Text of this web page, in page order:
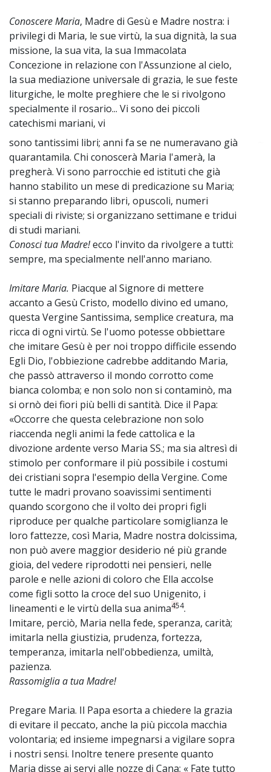
Conoscere Maria, Madre di Gesù e Madre nostra: i
privilegi di Maria, le sue virtù, la sua dignità, la sua
missione, la sua vita, la sua Immacolata
Concezione in relazione con l'Assunzione al cielo,
la sua mediazione universale di grazia, le sue feste
liturgiche, le molte preghiere che le si rivolgono
specialmente il rosario... Vi sono dei piccoli
catechismi mariani, vi
sono tantissimi libri; anni fa se ne numeravano già
quarantamila. Chi conoscerà Maria l'amerà, la
pregherà. Vi sono parrocchie ed istituti che già
hanno stabilito un mese di predicazione su Maria;
si stanno preparando libri, opuscoli, numeri
speciali di riviste; si organizzano settimane e tridui
di studi mariani.
Conosci tua Madre!ecco l'invito da rivolgere a tutti:
sempre, ma specialmente nell'anno mariano.
Imitare Maria. Piacque al Signore di mettere
accanto a Gesù Cristo, modello divino ed umano,
questa Vergine Santissima, semplice creatura, ma
ricca di ogni virtù. Se l'uomo potesse obbiettare
che imitare Gesù è per noi troppo difficile essendo
Egli Dio, l'obbiezione cadrebbe additando Maria,
che passò attraverso il mondo corrotto come
bianca colomba; e non solo non si contaminò, ma
si ornò dei fiori più belli di santità. Dice il Papa:
«Occorre che questa celebrazione non solo
riaccenda negli animi la fede cattolica e la
divozione ardente verso Maria SS.; ma sia altresì di
stimolo per conformare il più possibile i costumi
dei cristiani sopra l'esempio della Vergine. Come
tutte le madri provano soavissimi sentimenti
quando scorgono che il volto dei propri figli
riproduce per qualche particolare somiglianza le
loro fattezze, così Maria, Madre nostra dolcissima,
non può avere maggior desiderio né più grande
gioia, del vedere riprodotti nei pensieri, nelle
parole e nelle azioni di coloro che Ella accolse
come figli sotto la croce del suo Unigenito, i
lineamenti e le virtù della sua anima454.
Imitare, perciò, Maria nella fede, speranza, carità;
imitarla nella giustizia, prudenza, fortezza,
temperanza, imitarla nell'obbedienza, umiltà,
pazienza.
Rassomiglia a tua Madre!
Pregare Maria. Il Papa esorta a chiedere la grazia
di evitare il peccato, anche la più piccola macchia
volontaria; ed insieme impegnarsi a vigilare sopra
i nostri sensi. Inoltre tenere presente quanto
Maria disse ai servi alle nozze di Cana: « Fate tutto